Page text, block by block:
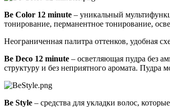
Be Color 12 minute – уникальный
тонирование, перманентное тонирование,
Неограниченная палитра оттенков, удобная
Be Deco 12 minute – осветляющая пудра без
структуру и без неприятного аромата.
Be Style – средства для укладки волос,